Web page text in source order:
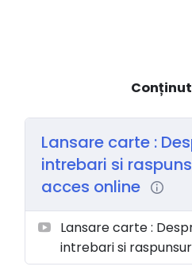
Lansare carte :
intrebari si
acces online
Lansare carte :
intrebari si